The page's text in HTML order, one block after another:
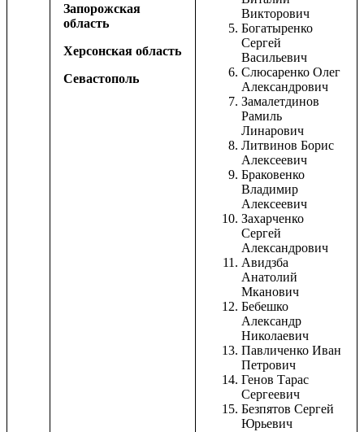
Запорожская
область
Херсонская область
Севастополь
Викторович
Богатыренко
Сергей
Васильевич
Слюсаренко Олег
Александрович
Замалетдинов
Рамиль
Линарович
Литвинов Борис
Алексеевич
Браковенко
Владимир
Алексеевич
Захарченко
Сергей
Александрович
Авидзба
Анатолий
Мканович
Бебешко
Александр
Николаевич
Павличенко Иван
Петрович
Генов Тарас
Сергеевич
Безпятов Сергей
Юрьевич